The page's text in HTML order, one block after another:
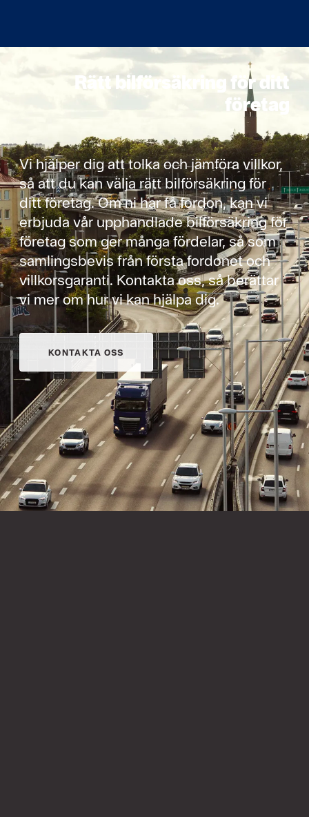
Rätt bilförsäkring för ditt
företag
Vi hjälper dig att tolka och jämföra villkor,
så att du kan välja rätt bilförsäkring för
ditt företag. Om ni har få fordon, kan vi
erbjuda vår upphandlade bilförsäkring för
företag som ger många fördelar, så som
samlingsbevis från första fordonet och
villkorsgaranti. Kontakta oss, så berättar
vi mer om hur vi kan hjälpa dig.
KONTAKTA OSS